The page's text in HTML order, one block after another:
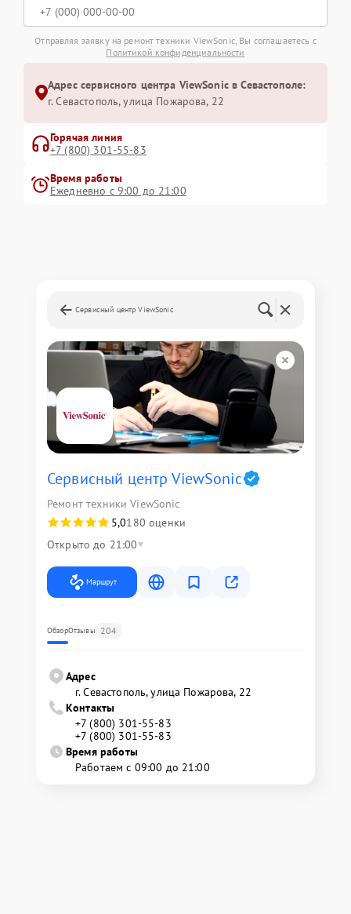
Отправляя заявку на ремонт техники ViewSonic, Вы соглашаетесь с
Политикой конфиденциальности
Адрес сервисного центра ViewSonic в Севастополе:
г. Севастополь, улица Пожарова, 22
Горячая линия
+7 (800) 301-55-83
Время работы
Ежедневно с 9:00 до 21:00
Сервисный центр ViewSonic
Сервисный центр ViewSonic
Ремонт техники ViewSonic
5,0180 оценки
Открыто до 21:00
Маршрут
ОбзорОтзывы 204
Адрес
г. Севастополь, улица Пожарова, 22
Контакты
+7 (800) 301-55-83
+7 (800) 301-55-83
Время работы
Работаем с 09:00 до 21:00